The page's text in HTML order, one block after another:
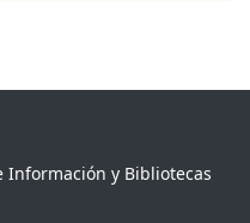
Información y Bibliotecas